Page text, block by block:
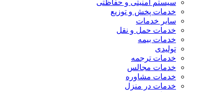
سیستم امنیتی و حفاظتی
خدمات پخش و توزیع
سایر خدمات
خدمات حمل و نقل
خدمات بیمه
تولیدی
خدمات ترجمه
خدمات مجالس
خدمات مشاوره
خدمات در منزل